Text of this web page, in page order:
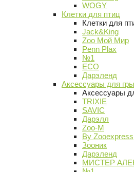
WOGY
Клетки для птиц
Клетки для
Jack&King
Zoo Мой Мир
Penn Plax
№1
ECO
Дарэленд
Аксессуары для
Аксессуары
TRIXIE
SAVIC
Дарэлл
Zoo-M
By Zooexpress
Зооник
Дарэленд
МИСТЕР